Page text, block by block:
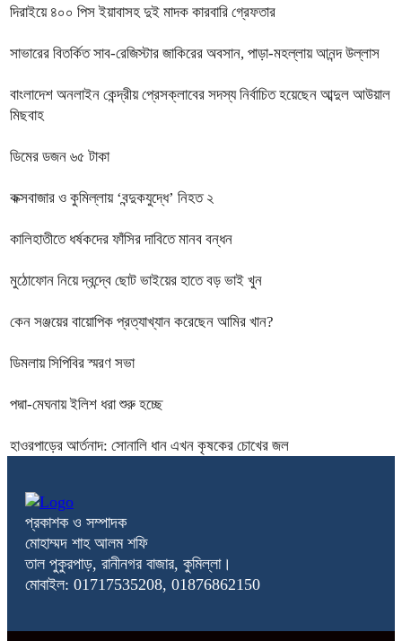
দিরাইয়ে ৪০০ পিস ইয়াবাসহ দুই মাদক কারবারি গ্রেফতার
সাভারের বিতর্কিত সাব-রেজিস্টার জাকিরের অবসান, পাড়া-মহল্লায় আনন্দ উল্লাস
বাংলাদেশ অনলাইন কেন্দ্রীয় প্রেসক্লাবের সদস্য নির্বাচিত হয়েছেন আব্দুল আউয়াল
মিছবাহ
ডিমের ডজন ৬৫ টাকা
কক্সবাজার ও কুমিল্লায় ‘বন্দুকযুদ্ধে’ নিহত ২
কালিহাতীতে ধর্ষকদের ফাঁসির দাবিতে মানব বন্ধন
মুঠোফোন নিয়ে দ্বন্দ্বে ছোট ভাইয়ের হাতে বড় ভাই খুন
কেন সঞ্জয়ের বায়োপিক প্রত্যাখ্যান করেছেন আমির খান?
ডিমলায় সিপিবির স্মরণ সভা
পদ্মা-মেঘনায় ইলিশ ধরা শুরু হচ্ছে
হাওরপাড়ের আর্তনাদ: সোনালি ধান এখন কৃষকের চোখের জল
প্রকাশক ও সম্পাদক
মোহাম্মদ শাহ আলম শফি
তাল পুকুরপাড়, রানীনগর বাজার, কুমিল্লা।
মোবাইল: 01717535208, 01876862150